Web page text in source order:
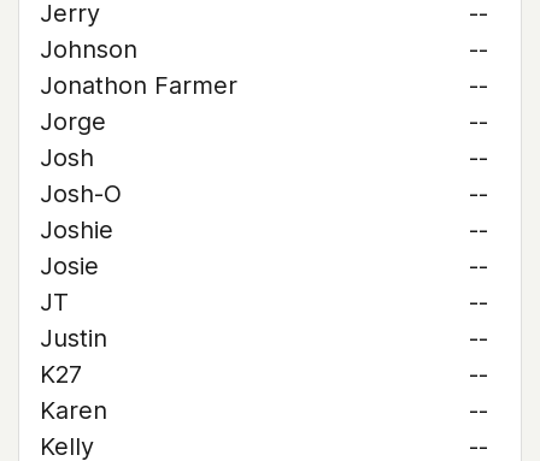
Jerry
--
Johnson
--
Jonathon Farmer
--
Jorge
--
Josh
--
Josh-O
--
Joshie
--
Josie
--
JT
--
Justin
--
K27
--
Karen
--
Kelly
--